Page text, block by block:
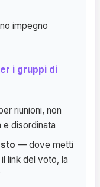
impegno
i gruppi di
riunioni, non
disordinata
— dove metti
link del voto, la